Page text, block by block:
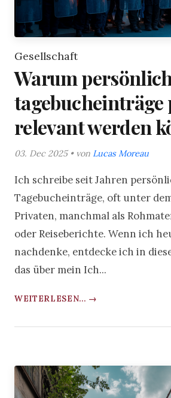
Gesellschaft
Warum
relevant werden
03. Dec 2025 • von Lucas Moreau
Ich schreibe seit Jahren
Tagebucheinträge, oft unter
Privaten, manchmal als
oder Reiseberichte. Wenn ich
nachdenke, entdecke ich in
das über mein Ich...
WEITERLESEN... →